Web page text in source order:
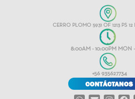
CERRO PLOMO 5931 OF 1213 PS
8:00AM - 10:00PM MON -
+56 935627734
CONTÁCTANOS